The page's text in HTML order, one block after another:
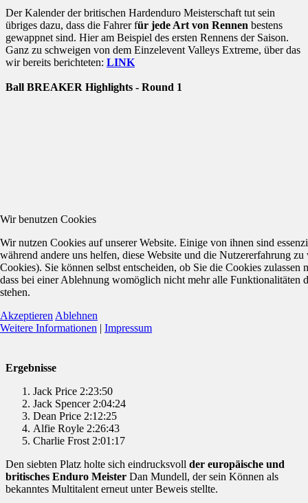
Der Kalender der britischen Hardenduro Meisterschaft tut sein
übriges dazu, dass die Fahrer für jede Art von Rennen bestens
gewappnet sind. Hier am Beispiel des ersten Rennens der Saison.
Ganz zu schweigen von dem Einzelevent Valleys Extreme, über das
wir bereits berichteten: LINK
Ball BREAKER Highlights - Round 1
Ergebnisse
Jack Price 2:23:50
Jack Spencer 2:04:24
Dean Price 2:12:25
Alfie Royle 2:26:43
Charlie Frost 2:01:17
Den siebten Platz holte sich eindrucksvoll der europäische und
britisches Enduro Meister Dan Mundell, der sein Können als
bekanntes Multitalent erneut unter Beweis stellte.
Wir benutzen Cookies
Wir nutzen Cookies auf unserer Website. Einige von ihnen sind
während andere uns helfen, diese Website und die Nutzererfahrung zu
Cookies). Sie können selbst entscheiden, ob Sie die Cookies zulassen
dass bei einer Ablehnung womöglich nicht mehr alle Funktionalitäten
stehen.
Akzeptieren Ablehnen
Weitere Informationen | Impressum